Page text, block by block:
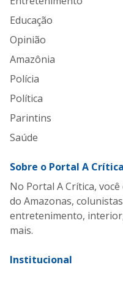
Educação
Opinião
Amazônia
Polícia
Política
Parintins
Saúde
Sobre o Portal A Crítica
No Portal A Crítica,
do Amazonas,
entretenimento,
mais.
Institucional